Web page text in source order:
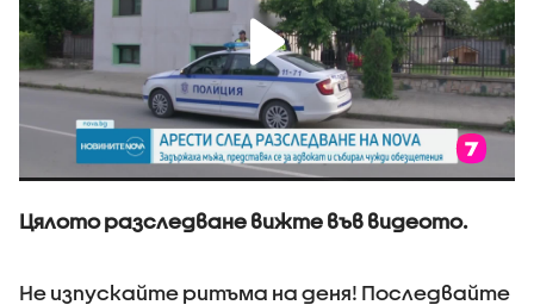
Цялото разследване вижте във видеото.
Не изпускайте ритъма на деня! Последвайте